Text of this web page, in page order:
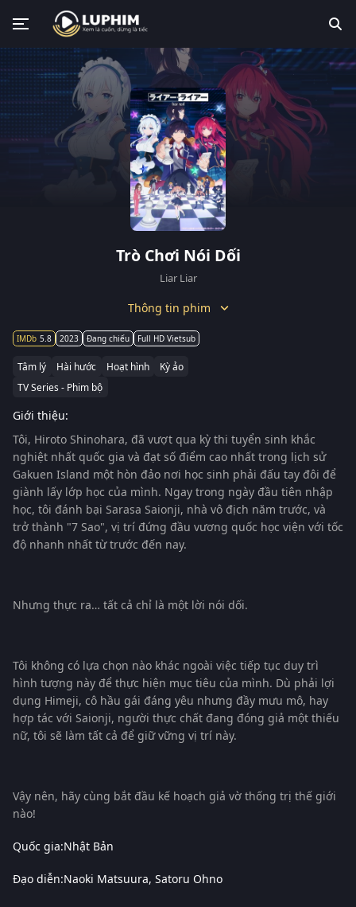
Trò Chơi Nói Dối
Liar Liar
Thông tin phim
5.8 2023 Đang chiếu Full HD Vietsub
Tâm lý Hài hước Hoạt hình
Kỳ ảo
TV Series - Phim bộ
Giới thiệu:
Tôi, Hiroto Shinohara, đã vượt qua kỳ thi tuyển sinh khắc
nghiệt nhất quốc gia và đạt số điểm cao nhất trong lịch sử
Gakuen Island một hòn đảo nơi học sinh phải đấu tay đôi để
giành lấy lớp học của mình. Ngay trong ngày đầu tiên nhập
học, tôi đánh bại Sarasa Saionji, nhà vô địch năm trước, và
trở thành "7 Sao", vị trí đứng đầu vương quốc học viện với tốc
độ nhanh nhất từ trước đến nay.
Nhưng thực ra… tất cả chỉ là một lời nói dối.
Tôi không có lựa chọn nào khác ngoài việc tiếp tục duy trì
hình tượng này để thực hiện mục tiêu của mình. Dù phải lợi
dụng Himeji, cô hầu gái đáng yêu nhưng đầy mưu mô, hay
hợp tác với Saionji, người thực chất đang đóng giả một thiếu
nữ, tôi sẽ làm tất cả để giữ vững vị trí này.
Vậy nên, hãy cùng bắt đầu kế hoạch giả vờ thống trị thế giới
nào!
Quốc gia:Nhật Bản
Đạo diễn:Naoki Matsuura Satoru Ohno